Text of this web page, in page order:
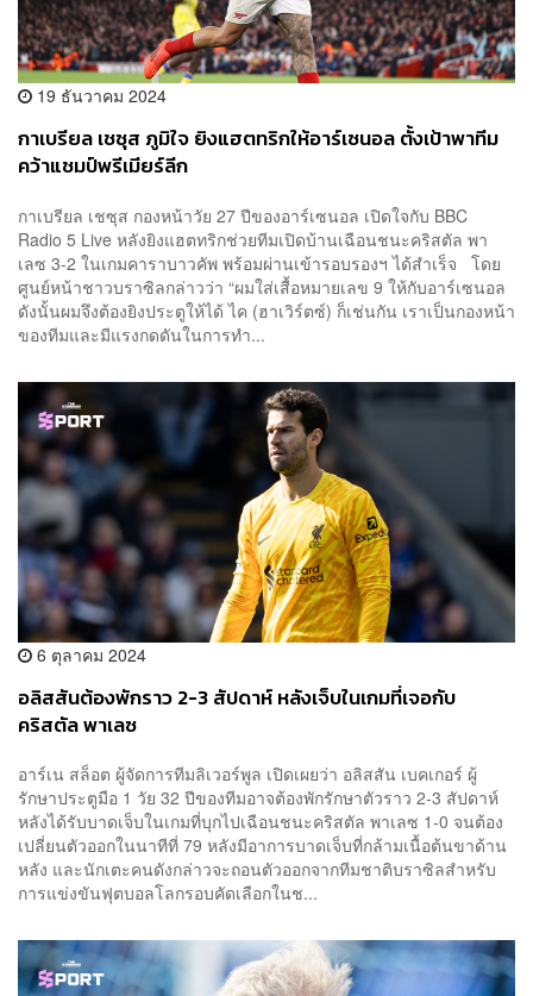
19 ธันวาคม 2024
กาเบรียล เชซุส ภูมิใจ ยิงแฮตทริกให้อาร์เซนอล ตั้งเป้าพาทีม
คว้าแชมป์พรีเมียร์ลีก
กาเบรียล เชซุส กองหน้าวัย 27 ปีของอาร์เซนอล เปิดใจกับ BBC
Radio 5 Live หลังยิงแฮตทริกช่วยทีมเปิดบ้านเฉือนชนะคริสตัล พา
เลซ 3-2 ในเกมคาราบาวคัพ พร้อมผ่านเข้ารอบรองฯ ได้สำเร็จ โดย
ศูนย์หน้าชาวบราซิลกล่าวว่า “ผมใส่เสื้อหมายเลข 9 ให้กับอาร์เซนอล
ดังนั้นผมจึงต้องยิงประตูให้ได้ ไค (ฮาเวิร์ตซ์) ก็เช่นกัน เราเป็นกองหน้า
ของทีมและมีแรงกดดันในการทำ...
6 ตุลาคม 2024
อลิสสันต้องพักราว 2-3 สัปดาห์ หลังเจ็บในเกมที่เจอกับ
คริสตัล พาเลซ
อาร์เน สล็อต ผู้จัดการทีมลิเวอร์พูล เปิดเผยว่า อลิสสัน เบคเกอร์ ผู้
รักษาประตูมือ 1 วัย 32 ปีของทีมอาจต้องพักรักษาตัวราว 2-3 สัปดาห์
หลังได้รับบาดเจ็บในเกมที่บุกไปเฉือนชนะคริสตัล พาเลซ 1-0 จนต้อง
เปลี่ยนตัวออกในนาทีที่ 79 หลังมีอาการบาดเจ็บที่กล้ามเนื้อต้นขาด้าน
หลัง และนักเตะคนดังกล่าวจะถอนตัวออกจากทีมชาติบราซิลสำหรับ
การแข่งขันฟุตบอลโลกรอบคัดเลือกในช...